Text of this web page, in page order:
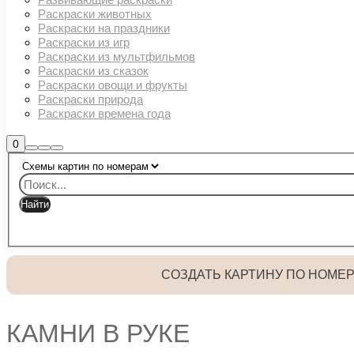
Раскраски животных
Раскраски на праздники
Раскраски из игр
Раскраски из мультфильмов
Раскраски из сказок
Раскраски овощи и фрукты
Раскраски природа
Раскраски времена года
0Боковая
панель
магазина
Найти
Больше
информации
Главное
меню
СОЗДАТЬ КАРТИНУ ПО
КАМНИ В РУКЕ